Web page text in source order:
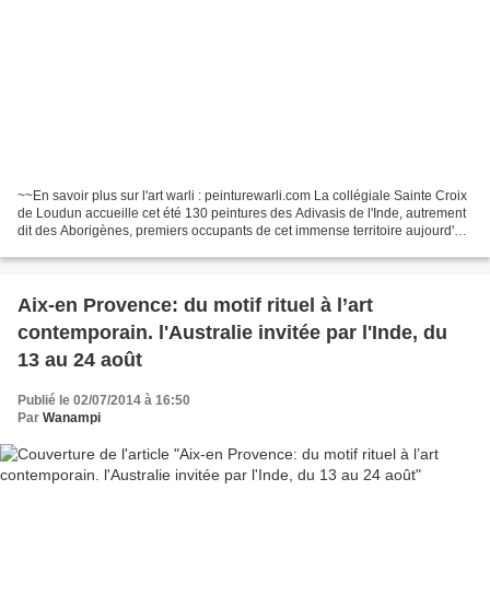
~~En savoir plus sur l'art warli : peinturewarli.com La collégiale Sainte Croix
de Loudun accueille cet été 130 peintures des Adivasis de l'Inde, autrement
dit des Aborigènes, premiers occupants de cet immense territoire aujourd'hui
Aix-en Provence: du motif rituel à l’art
contemporain. l'Australie invitée par l'Inde, du
13 au 24 août
Publié le 02/07/2014 à 16:50
Par Wanampi